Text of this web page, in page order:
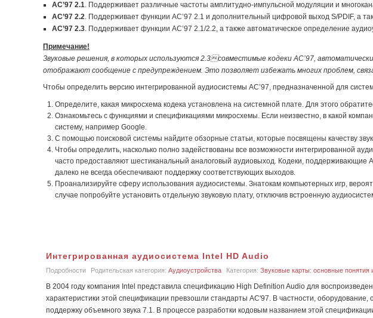
AC’97 2.1. Поддерживает различные частоты амплитудно-импульсной модуляции и
AC’97 2.2. Поддерживает функции AC’97 2.1 и дополнительный цифровой выход S/PDIF, а
AC’97 2.3. Поддерживает функции AC’97 2.1/2.2, а также автоматическое определение
Примечание!
Звуковые решения, в которых используются 2.3совместимые кодеки AC’97,
отображают сообщение с предупреждением. Это позволяет избежать многих проблем,
Чтобы определить версию интегрированной аудиосистемы AC’97, предназначенной для
Определите, какая микросхема кодека установлена на системной плате. Для этого
Ознакомьтесь с функциями и спецификациями микросхемы. Если неизвестно, в какой
систему, например Google.
С помощью поисковой системы найдите обзорные статьи, которые посвящены качеству
Чтобы определить, насколько полно задействованы все возможности интегрированной
часто предоставляют шестиканальный аналоговый аудиовыход. Кодеки, поддерживающие
далеко не всегда обеспечивают поддержку соответствующих выходов.
Проанализируйте сферу использования аудиосистемы. Знатокам компьютерных игр,
случае попробуйте установить отдельную звуковую плату, отключив встроенную
Интегрированная аудиосистема Intel HD Audio
Подробности Родительская категория: Аудиоустройства Категория: Звуковые карты: основные понятия
В 2004 году компания Intel представила спецификацию High Definition Audio для
характеристики этой спецификации превзошли стандарты AC'97. В частности,
поддержку объемного звука 7.1. В процессе разработки кодовым названием этой